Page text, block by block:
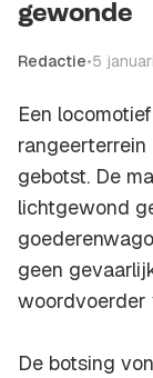
gewonde
Redactie•5
Een
rangeerterrein
gebotst. De
lichtgewond
geen
woordvoerder
De botsing